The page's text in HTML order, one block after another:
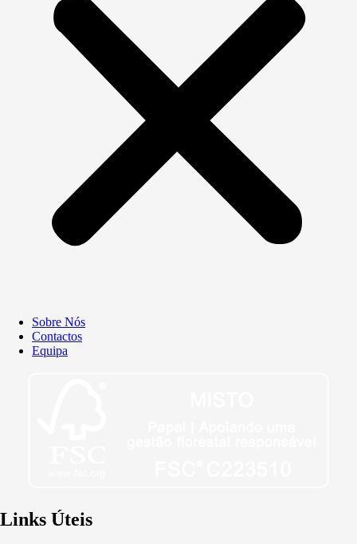
Sobre Nós
Contactos
Equipa
Links Úteis